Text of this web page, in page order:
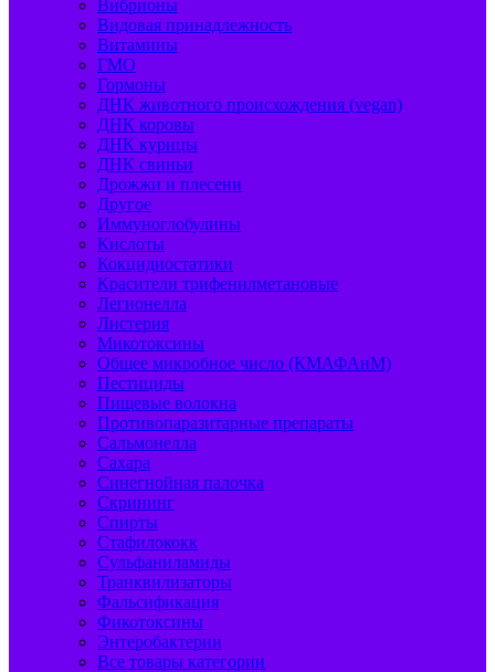
Вибрионы
Видовая принадлежность
Витамины
ГМО
Гормоны
ДНК животного происхождения (vegan)
ДНК коровы
ДНК курицы
ДНК свиньи
Дрожжи и плесени
Другое
Иммуноглобулины
Кислоты
Кокцидиостатики
Красители трифенилметановые
Легионелла
Листерия
Микотоксины
Общее микробное число (КМАФАнМ)
Пестициды
Пищевые волокна
Противопаразитарные препараты
Сальмонелла
Сахара
Синегнойная палочка
Скрининг
Спирты
Стафилококк
Сульфаниламиды
Транквилизаторы
Фальсификация
Фикотоксины
Энтеробактерии
Все товары категории